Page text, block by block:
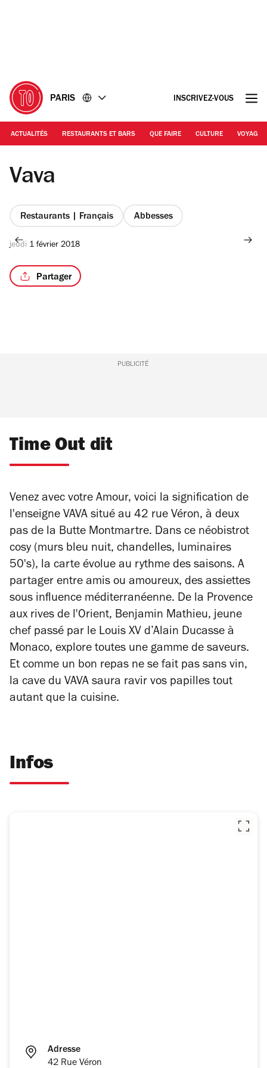
PARIS INSCRIVEZ-VOUS
ACTUALITÉS RESTAURANTS ET BARS QUE FAIRE CULTURE VOYAGE
Vava
Restaurants | Français Abbesses
jeudi 1 février 2018
Partager
PUBLICITÉ
Time Out dit
Venez avec votre Amour, voici la signification de
l'enseigne VAVA situé au 42 rue Véron, à deux
pas de la Butte Montmartre. Dans ce néobistrot
cosy (murs bleu nuit, chandelles, luminaires
50's), la carte évolue au rythme des saisons. A
partager entre amis ou amoureux, des assiettes
sous influence méditerranéenne. De la Provence
aux rives de l'Orient, Benjamin Mathieu, jeune
chef passé par le Louis XV d’Alain Ducasse à
Monaco, explore toutes une gamme de saveurs.
Et comme un bon repas ne se fait pas sans vin,
la cave du VAVA saura ravir vos papilles tout
autant que la cuisine.
Infos
Adresse
42 Rue Véron